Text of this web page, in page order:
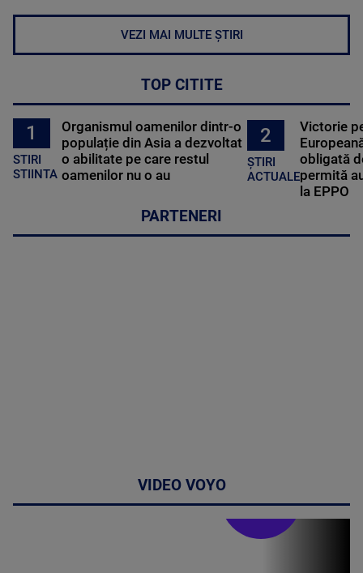
VEZI MAI MULTE ȘTIRI
TOP CITITE
1
STIRI
STIINTA
Organismul oamenilor dintr-o
populație din Asia a dezvoltat
o abilitate pe care restul
oamenilor nu o au
2
ȘTIRI
ACTUALE
Victorie
obligată
permită
la EPPO
PARTENERI
VIDEO VOYO